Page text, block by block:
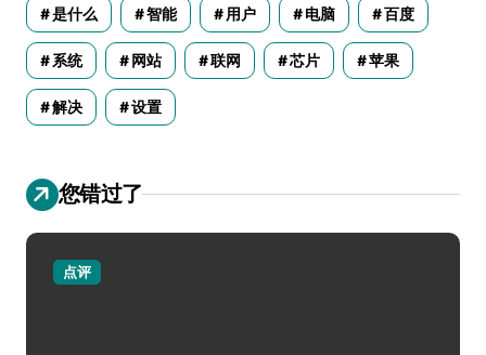
是什么 智能 用户 电脑 百度
系统 网站 联网 芯片 苹果
解决 设置
您错过了
点评